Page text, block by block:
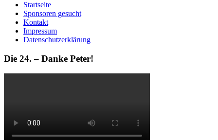
Startseite
Sponsoren gesucht
Kontakt
Impressum
Datenschutzerklärung
Die 24. – Danke Peter!